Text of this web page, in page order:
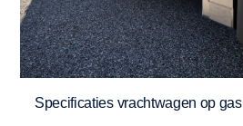
Specificaties vrachtwagen op gas